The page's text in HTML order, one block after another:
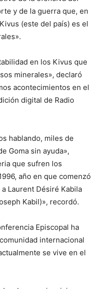
y de la guerra que, en
(este del país) es el
en los Kivus que
minerales», declaró
acontecimientos en el
digital de Radio
hablando, miles de
Goma sin ayuda»,
que sufren los
año en que comenzó
Laurent Désiré Kabila
Kabil)», recordó.
Episcopal ha
internacional
se vive en el